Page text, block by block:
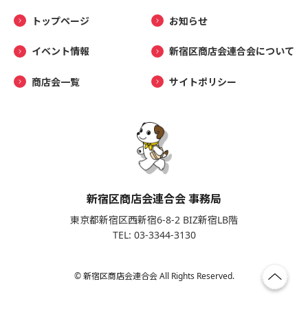
トップページ お知らせ
イベント情報 新宿区商店会連合会について
商店会一覧 サイトポリシー
新宿区商店会連合会 事務局
東京都新宿区西新宿6-8-2 BIZ新宿LB階
TEL: 03-3344-3130
© 新宿区商店会連合会 All Rights Reserved.